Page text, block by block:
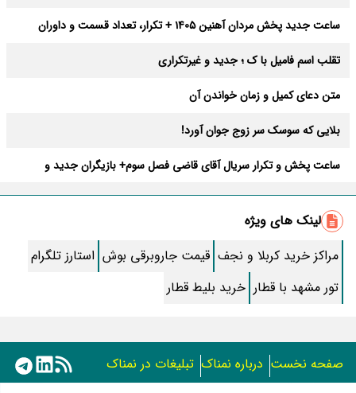
ساعت جدید پخش مردان آهنین 1405 + تکرار، تعداد قسمت و داوران
تقلب اسم فامیل با ک ؛ جدید و غیرتکراری
متن دعای کمیل و زمان خواندن آن
بلایی که سوسک سر زوج جوان آورد!
ساعت پخش و تکرار سریال آقای قاضی فصل سوم+ بازیگران جدید و
طرز تهیه سالاد ماکارونی خانگی خوشمزه و لذیذ + آموزش تصویری
طرز تهیه پاستا با سس آلفردو و مرغ فوری + آموزش تصویری پنه
جواب کامل اسم فامیل با “س”
ماه قرمز نشانه آخر دنیا در آسمان ظاهر شد !
جملات زیبا برای بهترین پدر دنیا
معجزات سوره توحید در برآورده شدن سریع حاجت
لینک های ویژه
مراکز خرید کربلا و نجف قیمت جاروبرقی بوش استارز تلگرام
تور مشهد با قطار خرید بلیط قطار
صفحه نخست درباره نمناک تبلیغات در نمناک